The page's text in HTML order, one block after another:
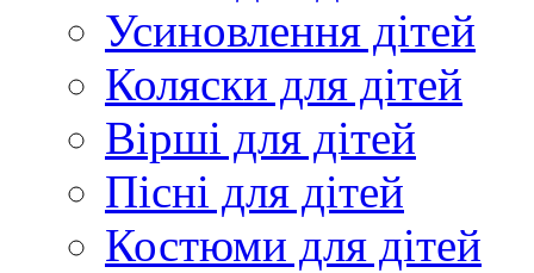
Усиновлення дітей
Коляски для дітей
Вірші для дітей
Пісні для дітей
Костюми для дітей